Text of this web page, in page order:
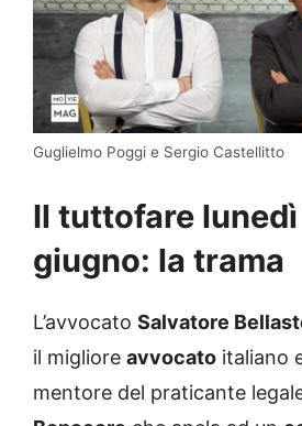
Guglielmo Poggi e Sergio Castellitto
Il tuttofare lunedì
giugno: la trama
L’avvocato Salvatore
il migliore avvocato italiano
mentore del praticante